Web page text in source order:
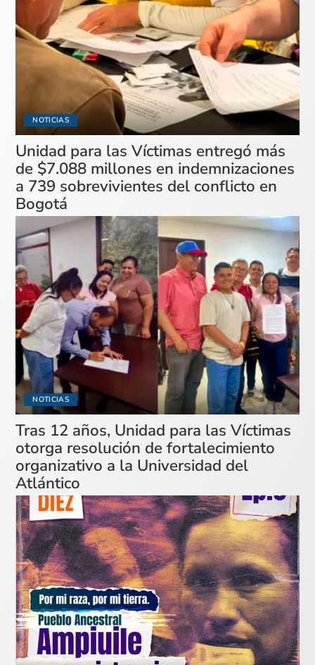
NOTICIAS
Unidad para las Víctimas entregó más
de $7.088 millones en indemnizaciones
a 739 sobrevivientes del conflicto en
Bogotá
NOTICIAS
Tras 12 años, Unidad para las Víctimas
otorga resolución de fortalecimiento
organizativo a la Universidad del
Atlántico